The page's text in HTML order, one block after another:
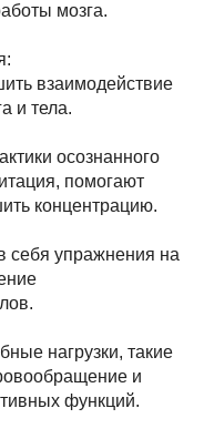
мозга.
взаимодействие
и тела.
осознанного
помогают
концентрацию.
себя упражнения на
нагрузки, такие
и
функций.